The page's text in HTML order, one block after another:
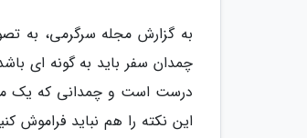
به گزارش مجله سرگرمی، به
چمدان سفر باید به گونه ای
درست است و چمدانی که یک
این نکته را هم نباید فراموش